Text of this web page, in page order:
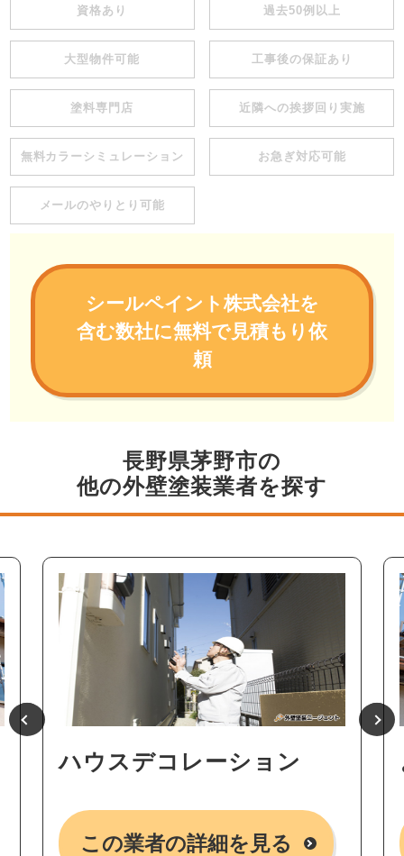
資格あり 過去50例以上
大型物件可能 工事後の保証あり
塗料専門店 近隣への挨拶回り実施
無料カラーシミュレーション お急ぎ対応可能
メールのやりとり可能
シールペイント株式会社を
含む数社に無料で見積もり依
頼
長野県茅野市の
他の外壁塗装業者を探す
ハウスデコレーション
この業者の詳細を見る